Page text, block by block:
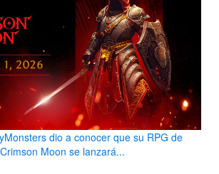
dio a conocer que su RPG de
Moon se lanzará...